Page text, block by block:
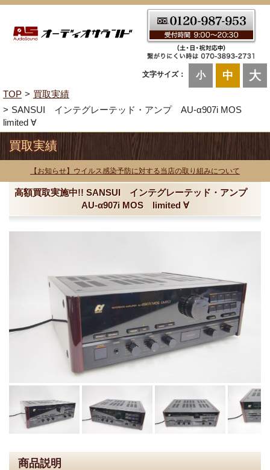
文字サイズ： 小 中 大
TOP
買取実績
SANSUI インテグレーテッド・アンプ AU-α907i MOS
limited ∀
買取実績
【お知らせ】ウイルス感染予防に対する当店の取り組みについて
高額買取実施中!! SANSUI インテグレーテッド・アンプ
AU-α907i MOS limited ∀
商品説明